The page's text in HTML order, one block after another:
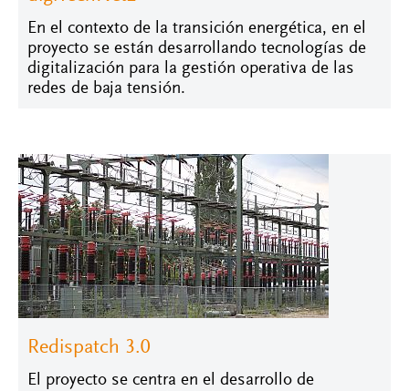
En el contexto de la transición energética, en el
proyecto se están desarrollando tecnologías de
digitalización para la gestión operativa de las
redes de baja tensión.
Redispatch 3.0
El proyecto se centra en el desarrollo de